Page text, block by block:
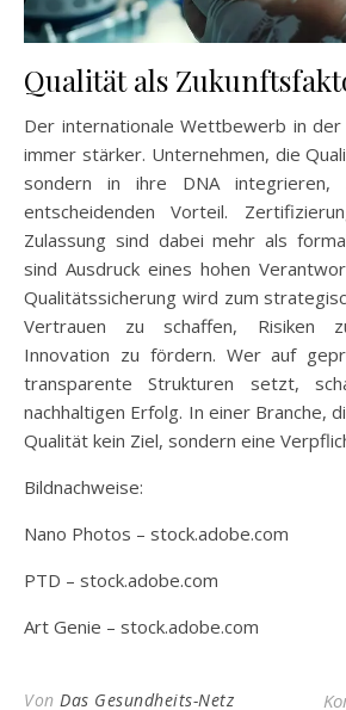
Qualität als
Der internationale Wettbewerb in der
immer stärker. Unternehmen, die
sondern in ihre DNA integrieren,
entscheidenden Vorteil.
Zulassung sind dabei mehr als
sind Ausdruck eines hohen
Qualitätssicherung wird zum
Vertrauen zu schaffen, Risiken
Innovation zu fördern. Wer auf
transparente Strukturen setzt,
nachhaltigen Erfolg. In einer Branche,
Qualität kein Ziel, sondern eine
Bildnachweise:
Nano Photos – stock.adobe.com
PTD – stock.adobe.com
Art Genie – stock.adobe.com
Von Das Gesundheits-Netz